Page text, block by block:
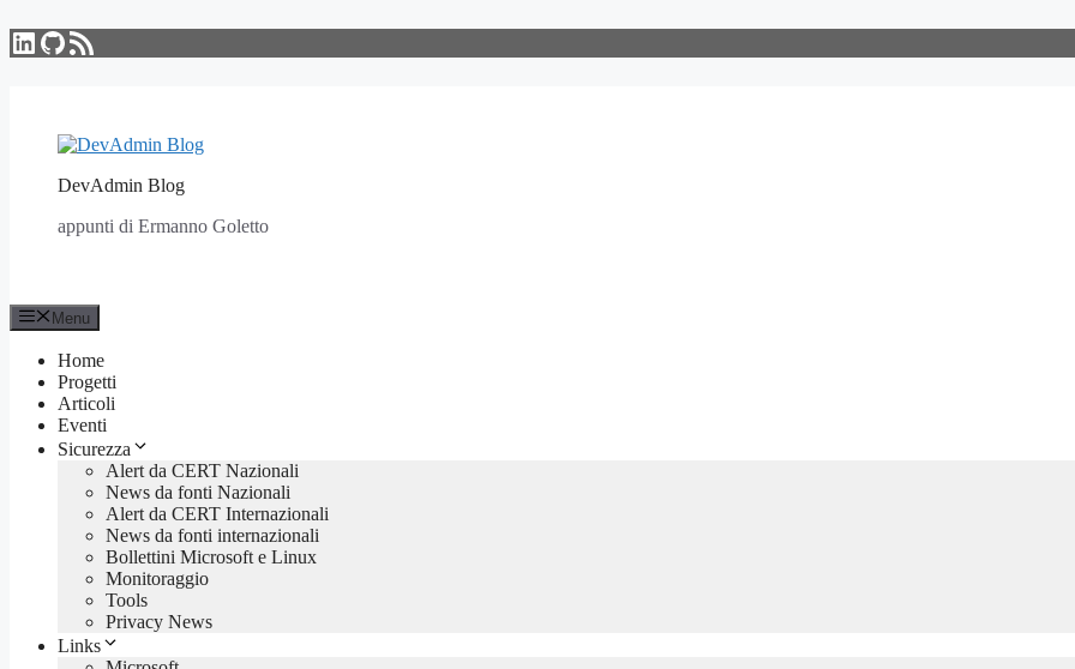
Vai
al
LinkedIn
GitHub
Feed RSS
DevAdmin Blog
appunti di Ermanno Goletto
Menu
Home
Progetti
Articoli
Eventi
Sicurezza
Alert da CERT Nazionali
News da fonti Nazionali
Alert da CERT Internazionali
News da fonti internazionali
Bollettini Microsoft e Linux
Monitoraggio
Tools
Privacy News
Links